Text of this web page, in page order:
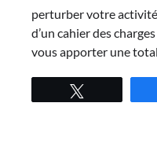
perturber votre
d’un cahier des
vous apporter une